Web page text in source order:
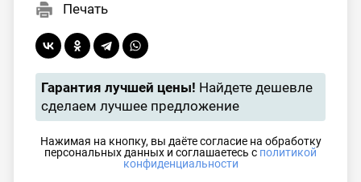
Печать
Гарантия лучшей цены! Найдете дешевле
сделаем лучшее предложение
Нажимая на кнопку, вы даёте согласие на обработку
персональных данных и соглашаетесь с политикой
конфиденциальности